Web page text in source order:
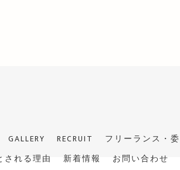
GALLERY RECRUIT
フリーランス・
される理由 新着情報 お問い合わせ